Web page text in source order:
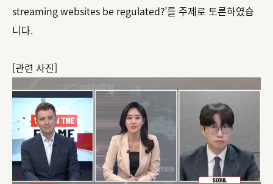
streaming websites be regulated?’를 주제로 토론하였습
니다.
[관련 사진]